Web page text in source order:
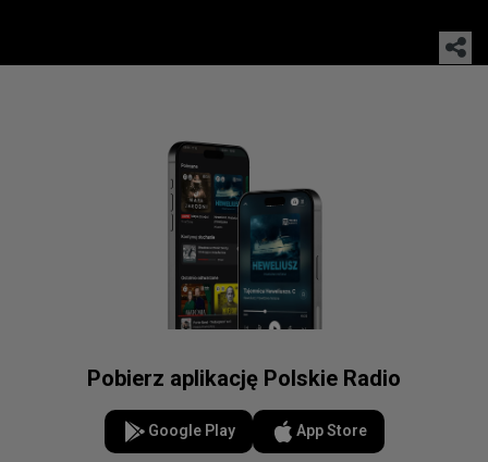
Pobierz aplikację Polskie Radio
Google Play App Store